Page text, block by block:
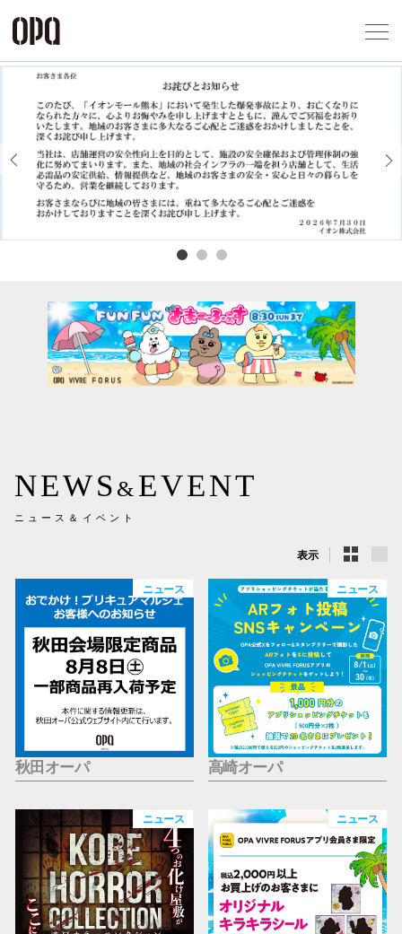
Previous
NEWS & EVENT
ニュース＆イベント
表示
ニュース
秋田オーパ
ニュース
高崎オーパ
ニュース ニュース
企業情報
お問い合わせ
プライバシ
ソーシャル
横浜ビ